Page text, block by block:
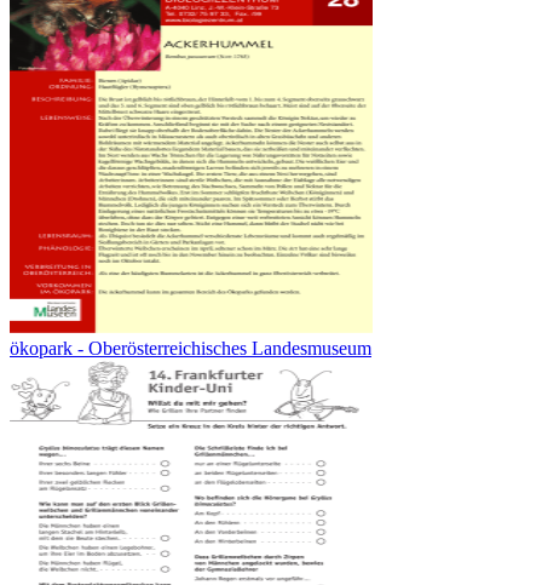
ökopark - Oberösterreichisches Landesmuseum